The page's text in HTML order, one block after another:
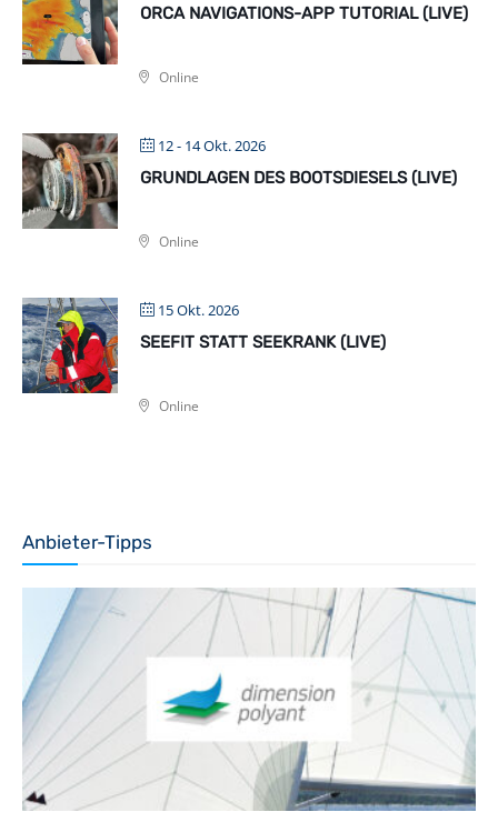
ORCA NAVIGATIONS-APP TUTORIAL (LIVE)
Online
12 - 14 Okt. 2026
GRUNDLAGEN DES BOOTSDIESELS (LIVE)
Online
15 Okt. 2026
SEEFIT STATT SEEKRANK (LIVE)
Online
Anbieter-Tipps